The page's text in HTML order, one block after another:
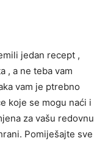
jedan recept ,
, a ne teba vam
vam je ptrebno
koje se mogu naći i
za vašu redovnu
Pomiješajte sve